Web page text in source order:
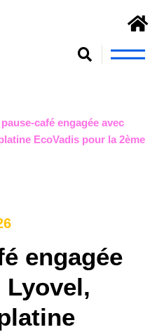
pause-café engagée avec
EcoVadis pour la 2ème
engagée
Lyovel,